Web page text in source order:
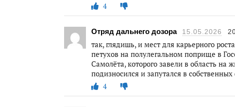
4
Отряд дальнего дозора 15.05.2026
так, глядишь, и мест для карьерного
петухов на полулегальном поприще в
Самолёта, которого завели в область на
подизносился и запутался в
4